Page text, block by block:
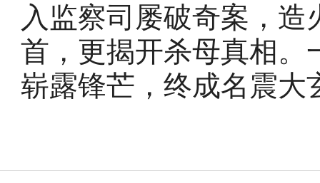
入监察司屡破奇案，
首，更揭开杀母真相。
崭露锋芒，终成名震大